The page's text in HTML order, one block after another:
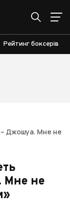
Рейтинг боксерів
Джошуа. Мне не
Мне не